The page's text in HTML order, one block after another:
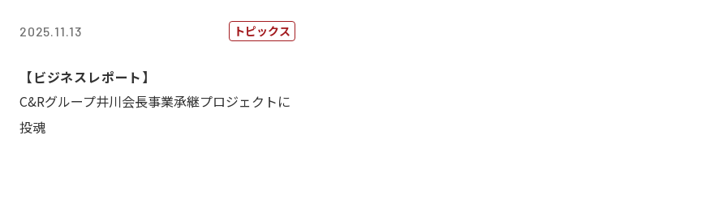
2025.11.13 トピックス
【ビジネスレポート】
C&Rグループ井川会長事業承継プロジェクトに
投魂